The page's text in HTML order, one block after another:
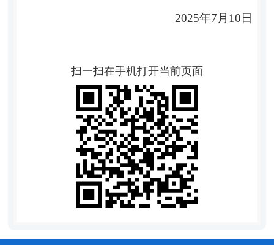
2025年7 月 10日
扫一扫在手机打开当前页面